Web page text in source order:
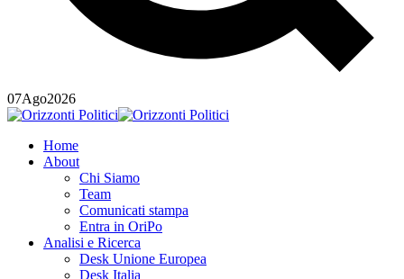
07Ago2026
Home
About
Chi Siamo
Team
Comunicati stampa
Entra in OriPo
Analisi e Ricerca
Desk Unione Europea
Desk Italia